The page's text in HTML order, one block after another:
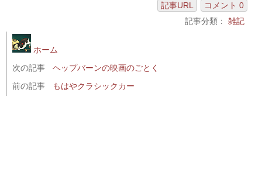
記事URL
コメント 0
記事分類： 雑記
ホーム
次の記事
ヘップバーンの映画のごとく
前の記事
もはやクラシックカー